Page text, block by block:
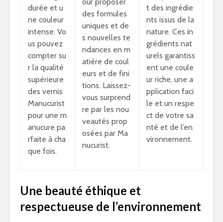
durée et u
ne couleur
intense. Vo
us pouvez
compter su
r la qualité
supérieure
des vernis
Manucurist
pour une m
anucure pa
rfaite à cha
que fois.
des formules
uniques et de
s nouvelles te
ndances en m
atière de coul
eurs et de fini
tions. Laissez-
vous surprend
re par les nou
veautés prop
osées par Ma
nucurist.
t des ingrédie
nts issus de la
nature. Ces in
grédients nat
urels garantiss
ent une coule
ur riche, une a
pplication faci
le et un respe
ct de votre sa
nté et de l’en
vironnement.
Une beauté éthique et
respectueuse de l’environnement